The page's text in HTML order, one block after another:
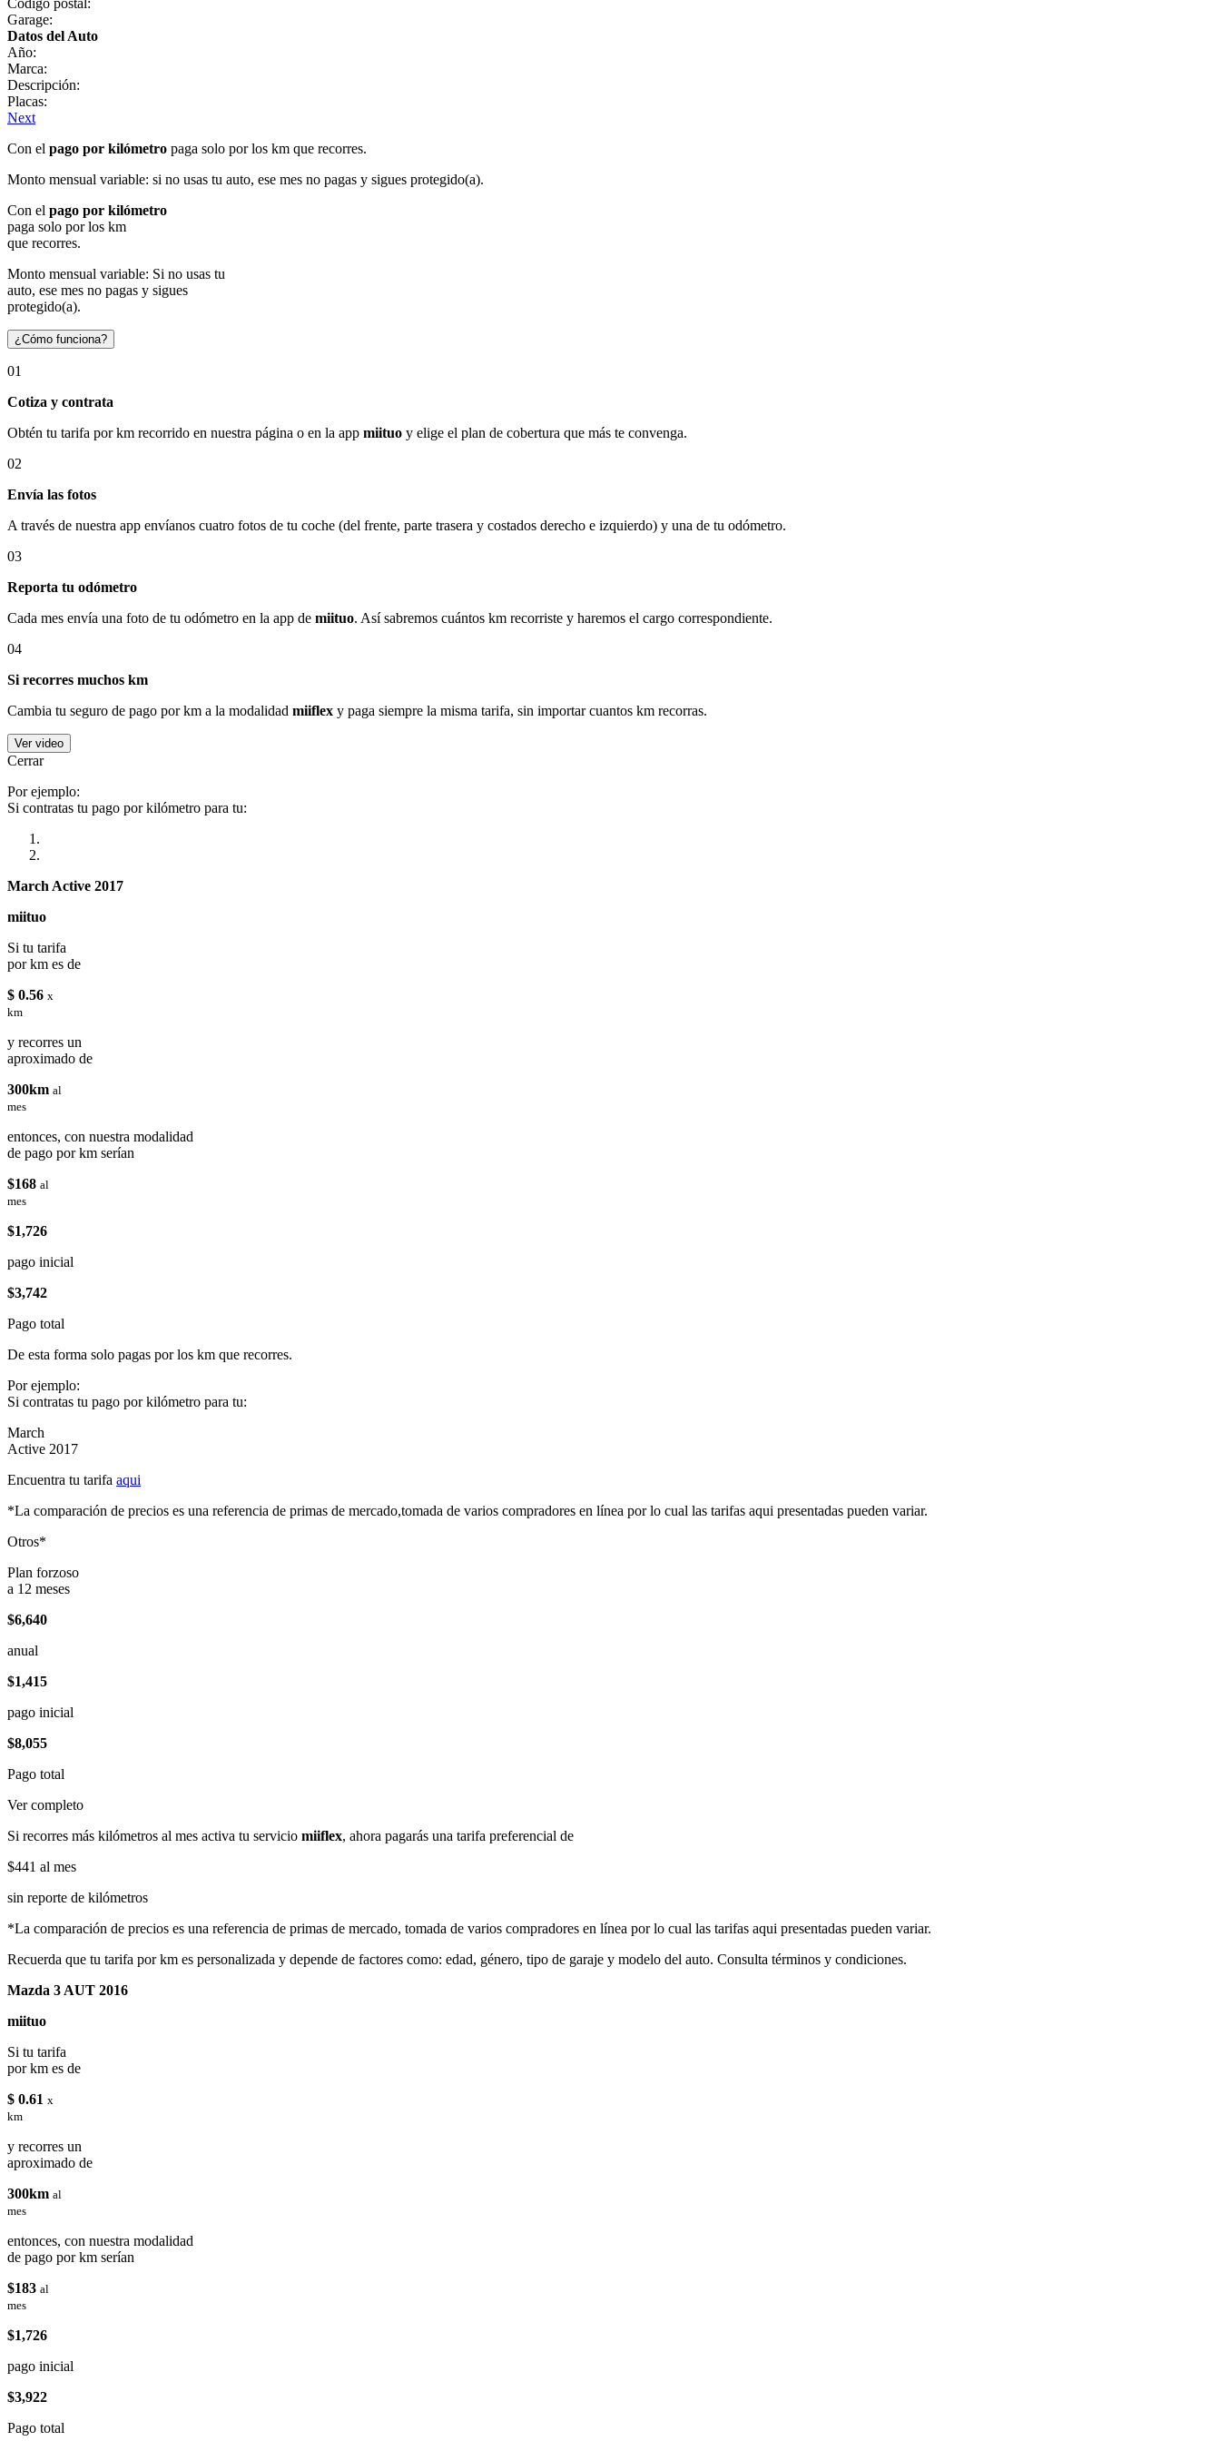
Garage:
Datos del Auto
Año:
Marca:
Descripción:
Placas:
Next
Con el pago por kilómetro paga solo por los km que recorres.
Monto mensual variable: si no usas tu auto, ese mes no pagas y sigues protegido(a).
Con el pago por kilómetro
paga solo por los km
que recorres.
Monto mensual variable: Si no usas tu
auto, ese mes no pagas y sigues
protegido(a).
¿Cómo funciona?
01
Cotiza y contrata
Obtén tu tarifa por km recorrido en nuestra página o en la app miituo y elige el plan de cobertura que más te convenga.
02
Envía las fotos
A través de nuestra app envíanos cuatro fotos de tu coche (del frente, parte trasera y costados derecho e izquierdo) y una de tu odómetro.
03
Reporta tu odómetro
Cada mes envía una foto de tu odómetro en la app de miituo. Así sabremos cuántos km recorriste y haremos el cargo correspondiente.
04
Si recorres muchos km
Cambia tu seguro de pago por km a la modalidad miiflex y paga siempre la misma tarifa, sin importar cuantos km recorras.
Ver video
Cerrar
Por ejemplo:
Si contratas tu pago por kilómetro para tu:
March Active 2017
miituo
Si tu tarifa
por km es de
$ 0.56 x
km
y recorres un
aproximado de
300km al
mes
entonces, con nuestra modalidad
de pago por km serían
$168 al
mes
$1,726
pago inicial
$3,742
Pago total
De esta forma solo pagas por los km que recorres.
Por ejemplo:
Si contratas tu pago por kilómetro para tu:
March
Active 2017
Encuentra tu tarifa aqui
*La comparación de precios es una referencia de primas de mercado,tomada de varios compradores en línea por lo cual las tarifas aqui presentadas pueden variar.
Otros*
Plan forzoso
a 12 meses
$6,640
anual
$1,415
pago inicial
$8,055
Pago total
Ver completo
Si recorres más kilómetros al mes activa tu servicio miiflex, ahora pagarás una tarifa preferencial de
$441 al mes
sin reporte de kilómetros
*La comparación de precios es una referencia de primas de mercado, tomada de varios compradores en línea por lo cual las tarifas aqui presentadas pueden variar.
Recuerda que tu tarifa por km es personalizada y depende de factores como: edad, género, tipo de garaje y modelo del auto. Consulta términos y condiciones.
Mazda 3 AUT 2016
miituo
Si tu tarifa
por km es de
$ 0.61 x
km
y recorres un
aproximado de
300km al
mes
entonces, con nuestra modalidad
de pago por km serían
$183 al
mes
$1,726
pago inicial
$3,922
Pago total